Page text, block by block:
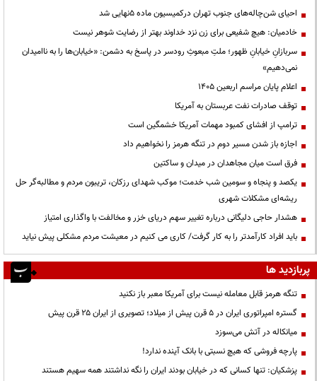
احیای شن‌چاله‌های جنوب تهران درکمیسیون ماده ۵نهایی شد
خادمیان: هیچ شفیعی برای زن نزد خداوند بهتر از رضایت شوهر نیست
سربازانِ خیابانِ ظهور؛ ملتِ مبعوثِ رودسر در پاسخ به دشمن: «خیابان‌ها را به ناامیدان
نمی‌دهیم»
اعلام پایان مراسم اربعین ۱۴۰۵
توقف صادرات نفت عربستان به آمریکا
ترامپ از افشای کمبود مهمات آمریکا خشمگین است
اجازه باز شدن مسیر دوم در تنگه هرمز را نخواهیم داد
فرق است میان مجاهدان در میدان و ساکتین
یکصد و پنجاه و سومین شب خدمت؛ موکب شهدای رزکان، تریبون مردم و مطالبه‌گر حل
ریشه‌ای مشکلات شهری
هشدار حاجی دلیگانی درباره تغییر سهم دریای خزر و مخالفت با واگذاری امتیاز
باید افراد کارآمدتر را به کار گرفت/ کاری می کنیم در معیشت مردم مشکلی پیش نیاید
پربازدید ها
تنگه هرمز قابل معامله نیست برای آمریکا معبر باز نکنید
گستره امپراتوری ایران در ۵ قرن پیش از میلاد؛ تصویری از ایران ۲۵ قرن پیش
میانکاله در آتش می‌سوزد
پارچه فروشی که هیچ نسبتی با بانک آینده ندارد!
پزشکیان: تنها کسانی که در خیابان بودند ایران را نگه نداشتند همه سهیم هستند